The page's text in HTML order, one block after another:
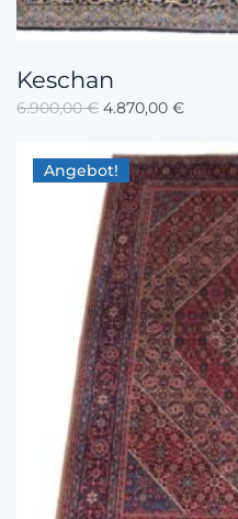
Keschan
6.900,00€ 4.870,00 €
Angebot!